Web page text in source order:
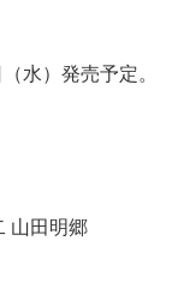
水）発売予定。
山田明郷